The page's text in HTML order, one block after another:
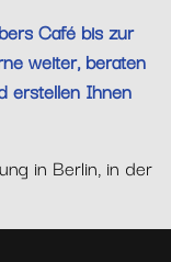
Café bis zur
weiter, beraten
erstellen Ihnen
in Berlin, in der